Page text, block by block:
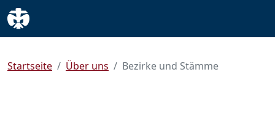
Startseite Über uns Bezirke und Stämme